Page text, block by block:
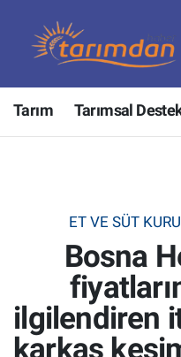
Tarım Tarımsal
ET VE SÜT
Bosna
ilgilendiren
karkas
Tarım
Hayvancılık
Tarımsal Destekler
Tarım Bakanlığı
TZOB
Nöbetçi Eczaneler
Hava Durumu
Tüm Manşetler
Son Dakika Haberleri
Haber Arşivi